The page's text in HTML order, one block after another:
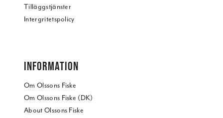
Tilläggstjänster
Intergritetspolicy
INFORMATION
Om Olssons Fiske
Om Olssons Fiske (DK)
About Olssons Fiske